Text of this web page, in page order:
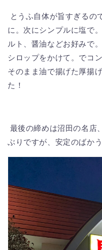
とうふ自体が旨すぎるの
に。次にシンプルに塩で
ルト、醤油などお好みで
シロップをかけて。でコ
そのまま油で揚げた厚揚
た！
最後の締めは沼田の名店
ぶりですが、安定のばかう